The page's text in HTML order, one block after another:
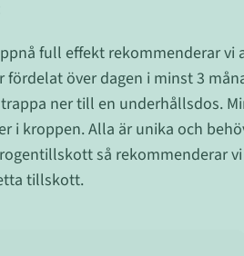
full effekt rekommenderar vi
fördelat över dagen i minst 3
ner till en underhållsdos.
i kroppen. Alla är unika och
så rekommenderar
tillskott.